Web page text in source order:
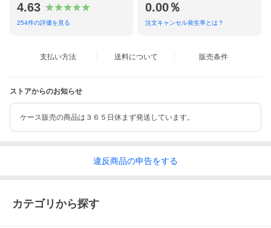
4.63
254件の評価を見る
0.00％
注文キャンセル発生率とは？
支払い方法 送料について 販売条件
ストアからのお知らせ
ケース販売の商品は３６５日休まず発送しています。
違反商品の申告をする
カテゴリから探す